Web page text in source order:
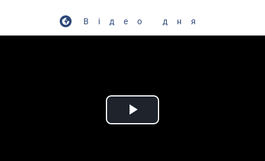
Відео дня
Play Video